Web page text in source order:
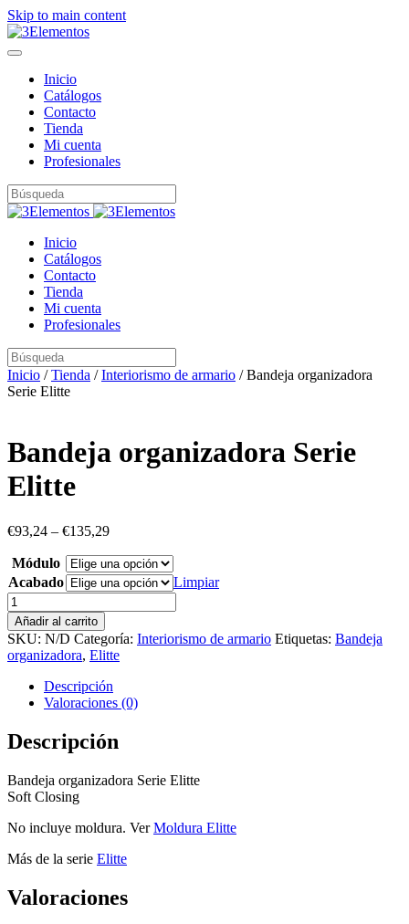
Skip to main content
Inicio
Catálogos
Contacto
Tienda
Mi cuenta
Profesionales
Inicio
Catálogos
Contacto
Tienda
Mi cuenta
Profesionales
Inicio /Tienda /Interiorismo de armario / Bandeja organizadora
Serie Elitte
Bandeja organizadora Serie
Elitte
€93,24 – €135,29
Módulo
Acabado
Limpiar
Bandeja
organizadora
Serie
Elitte
cantidad
Añadir al carrito
SKU: N/D Categoría: Interiorismo de armario Etiquetas: Bandeja
organizadora, Elitte
Descripción
Valoraciones (0)
Descripción
Bandeja organizadora Serie Elitte
Soft Closing
No incluye moldura. VerMoldura Elitte
Más de la serie Elitte
Valoraciones